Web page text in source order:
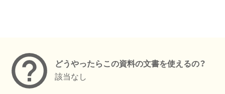
どうやったらこの資料の文書を使えるの？
該当なし